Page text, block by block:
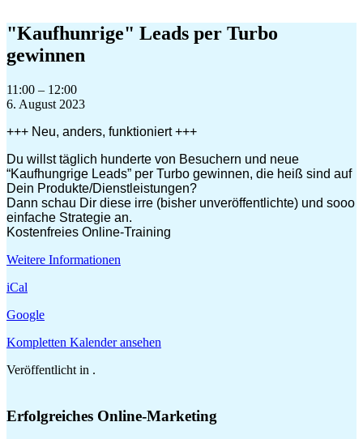
Inhalt
springen
"Kaufhunrige" Leads per Turbo
gewinnen
"Kaufhunrige"
Leads
Turbo
11:00 – 12:00
6. August 2023
+++ Neu, anders, funktioniert +++
Du willst täglich hunderte von Besuchern und neue
“Kaufhungrige Leads” per Turbo gewinnen, die heiß sind auf
Dein Produkte/Dienstleistungen?
Dann schau Dir diese irre (bisher unveröffentlichte) und sooo
einfache Strategie an.
Kostenfreies Online-Training
Weitere Informationen
iCal
Google
Kompletten Kalender ansehen
Veröffentlicht in .
Erfolgreiches Online-Marketing